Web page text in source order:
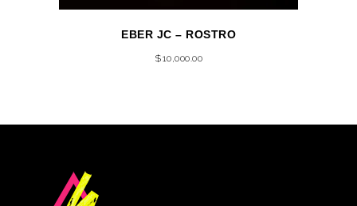
EBER JC – ROSTRO
$10,000.00